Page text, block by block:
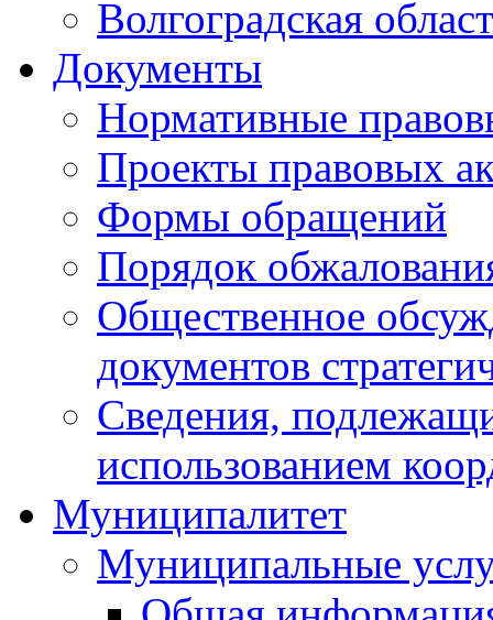
Волгоградская
Документы
Нормативные
Проекты правовых
Формы обращений
Порядок
Общественное
документов
Сведения,
использованием
Муниципалитет
Муниципальные